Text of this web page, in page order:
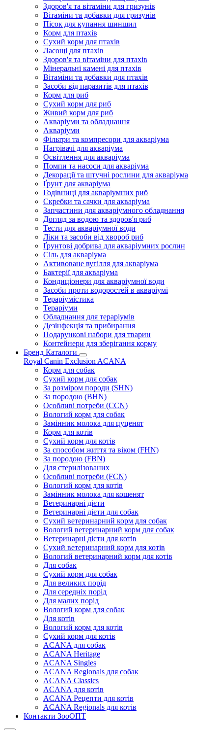
Здоров'я та вітаміни для гризунів
Вітаміни та добавки для гризунів
Пісок для купання шиншил
Корм для птахів
Сухий корм для птахів
Ласощі для птахів
Здоров'я та вітаміни для птахів
Мінеральні камені для птахів
Вітаміни та добавки для птахів
Засоби від паразитів для птахів
Корм для риб
Сухий корм для риб
Живий корм для риб
Акваріуми та обладнання
Акваріуми
Фільтри та компресори для акваріума
Нагрівачі для акваріума
Освітлення для акваріума
Помпи та насоси для акваріума
Декорації та штучні рослини для акваріума
Ґрунт для акваріума
Годівниці для акваріумних риб
Скребки та сачки для акваріума
Запчастини для акваріумного обладнання
Догляд за водою та здоров'я риб
Тести для акваріумної води
Ліки та засоби від хвороб риб
Ґрунтові добрива для акваріумних рослин
Сіль для акваріума
Активоване вугілля для акваріума
Бактерії для акваріума
Кондиціонери для акваріумної води
Засоби проти водоростей в акваріумі
Тераріумістика
Тераріуми
Обладнання для тераріумів
Дезінфекція та прибирання
Подарункові набори для тварин
Контейнери для зберігання корму
Бренд Каталоги
Royal Canin Exclusion ACANA
Корм для собак
Сухий корм для собак
За розміром породи (SHN)
За породою (BHN)
Особливі потреби (CCN)
Вологий корм для собак
Замінник молока для цуценят
Корм для котів
Сухий корм для котів
За способом життя та віком (FHN)
За породою (FBN)
Для стерилізованих
Особливі потреби (FCN)
Вологий корм для котів
Замінник молока для кошенят
Ветеринарні дієти
Ветеринарні дієти для собак
Сухий ветеринарний корм для собак
Вологий ветеринарний корм для собак
Ветеринарні дієти для котів
Сухий ветеринарний корм для котів
Вологий ветеринарний корм для котів
Для собак
Сухий корм для собак
Для великих порід
Для середніх порід
Для малих порід
Вологий корм для собак
Для котів
Вологий корм для котів
Сухий корм для котів
ACANA для собак
ACANA Heritage
ACANA Singles
ACANA Regionals для собак
ACANA Classics
ACANA для котів
ACANA Рецепти для котів
ACANA Regionals для котів
Контакти ЗооОПТ